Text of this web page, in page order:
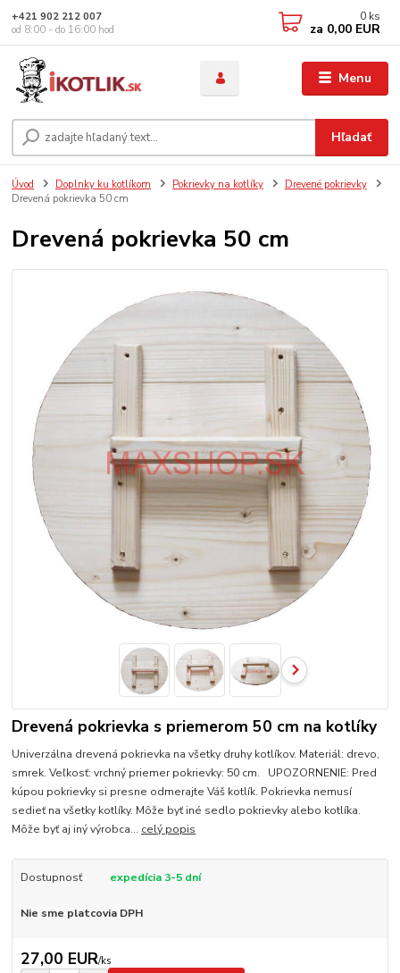
Menu
Hľadať
+421 902 212 007
od 8:00 - do 16:00 hod
0 ks
za 0,00 EUR
Úvod Doplnky ku kotlíkom Pokrievky na kotlíky
Drevené pokrievky
Drevená pokrievka 50 cm
Drevená pokrievka 50 cm
Drevená pokrievka s priemerom 50 cm na kotlíky
Univerzálna drevená pokrievka na všetky druhy kotlíkov. Materiál: drevo,
smrek. Veľkosť: vrchný priemer pokrievky: 50 cm. UPOZORNENIE: Pred
kúpou pokrievky si presne odmerajte Váš kotlík. Pokrievka nemusí
sedieť na všetky kotlíky. Môže byť iné sedlo pokrievky alebo kotlíka.
Môže byť aj iný výrobca... celý popis
Dostupnosť expedícia 3-5 dní
Nie sme platcovia DPH
27,00 EUR/ks